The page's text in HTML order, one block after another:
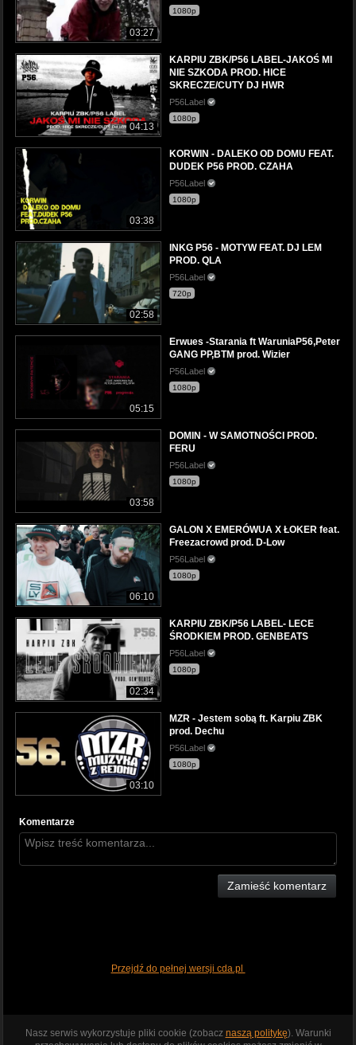
03:27
1080p
04:13
KARPIU ZBK/P56 LABEL-JAKOŚ MI
NIE SZKODA PROD. HICE
SKRECZE/CUTY DJ HWR
P56Label
1080p
03:38
KORWIN - DALEKO OD DOMU FEAT.
DUDEK P56 PROD. CZAHA
P56Label
1080p
02:58
INKG P56 - MOTYW FEAT. DJ LEM
PROD. QLA
P56Label
720p
05:15
Erwues -Starania ft WaruniaP56,Peter
GANG PP,BTM prod. Wizier
P56Label
1080p
03:58
DOMIN - W SAMOTNOŚCI PROD.
FERU
P56Label
1080p
06:10
GALON X EMERÓWUA X ŁOKER feat.
Freezacrowd prod. D-Low
P56Label
1080p
02:34
KARPIU ZBK/P56 LABEL- LECE
ŚRODKIEM PROD. GENBEATS
P56Label
1080p
03:10
MZR - Jestem sobą ft. Karpiu ZBK
prod. Dechu
P56Label
1080p
Komentarze
Zamieść komentarz
Przejdź do pełnej wersji cda.pl
Nasz serwis wykorzystuje pliki cookie (zobacz naszą politykę). Warunki